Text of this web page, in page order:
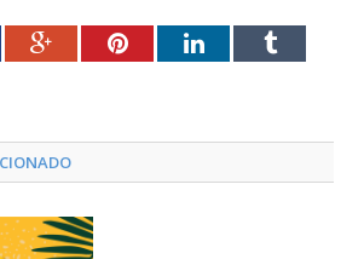
Google+PinterestLinkedInTumblr